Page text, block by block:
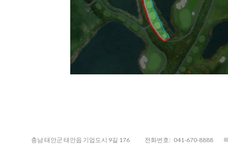
충남 태안군 태안읍 기업도시 9길 176 전화번호: 041-670-8888